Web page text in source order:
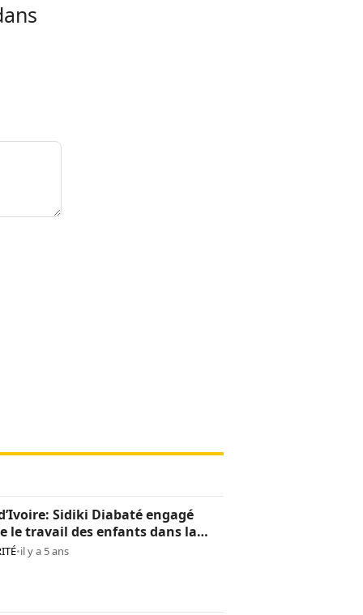
Sidiki Diabaté engagé
le travail des enfants dans la
•il y a 5 ans